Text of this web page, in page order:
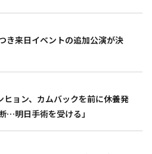
き来日イベントの追加公演が決
ヒョン、カムバックを前に休養発
…明日手術を受ける」